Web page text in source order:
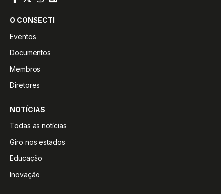
O CONSECTI
Eventos
Documentos
Membros
Diretores
NOTÍCIAS
Todas as notícias
Giro nos estados
Educação
Inovação